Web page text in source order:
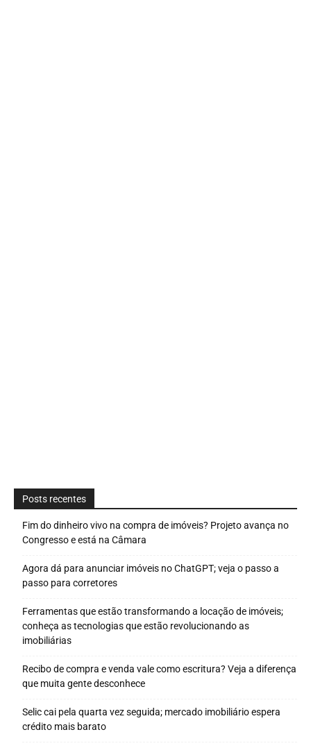
Posts recentes
Fim do dinheiro vivo na compra de imóveis? Projeto avança no
Congresso e está na Câmara
Agora dá para anunciar imóveis no ChatGPT; veja o passo a
passo para corretores
Ferramentas que estão transformando a locação de imóveis;
conheça as tecnologias que estão revolucionando as
imobiliárias
Recibo de compra e venda vale como escritura? Veja a diferença
que muita gente desconhece
Selic cai pela quarta vez seguida; mercado imobiliário espera
crédito mais barato